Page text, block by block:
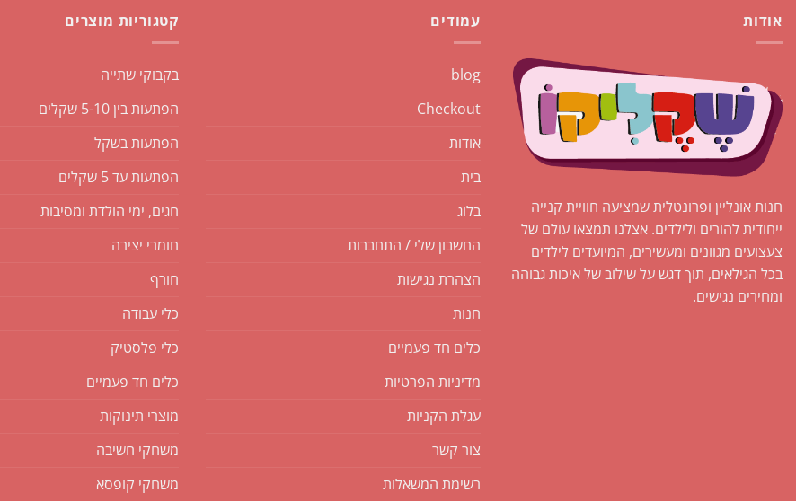
אודות
חנות אונליין ופרונטלית שמציעה חוויית קנייה
ייחודית להורים ולילדים. אצלנו תמצאו עולם של
צעצועים מגוונים ומעשירים, המיועדים לילדים
בכל הגילאים, תוך דגש על שילוב של איכות גבוהה
ומחירים נגישים.
עמודים
blog
Checkout
אודות
בית
בלוג
החשבון שלי / התחברות
הצהרת נגישות
חנות
כלים חד פעמיים
מדיניות הפרטיות
עגלת הקניות
צור קשר
רשימת המשאלות
קטגוריות מוצרים
בקבוקי שתייה
הפתעות בין 5-10 שקלים
הפתעות בשקל
הפתעות עד 5 שקלים
חגים, ימי הולדת ומסיבות
חומרי יצירה
חורף
כלי עבודה
כלי פלסטיק
כלים חד פעמיים
מוצרי תינוקות
משחקי חשיבה
משחקי קופסא